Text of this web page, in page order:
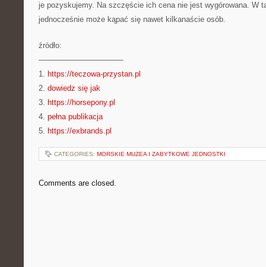
je pozyskujemy. Na szczęście ich cena nie jest wygórowana. W
jednocześnie może kąpać się nawet kilkanaście osób.
źródło:
———————————
1. https://teczowa-przystan.pl
2. dowiedz się jak
3. https://horsepony.pl
4. pełna publikacja
5. https://exbrands.pl
CATEGORIES: MORSKIE MUZEA I ZABYTKOWE JEDNOSTKI
Comments are closed.